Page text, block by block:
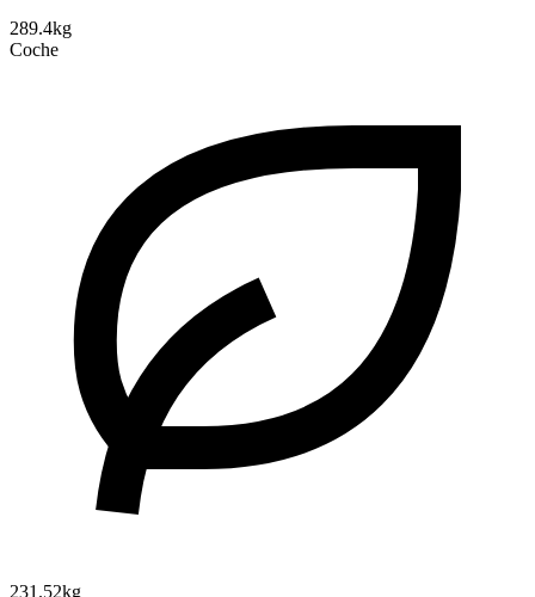
289.4kg
Coche
231.52kg